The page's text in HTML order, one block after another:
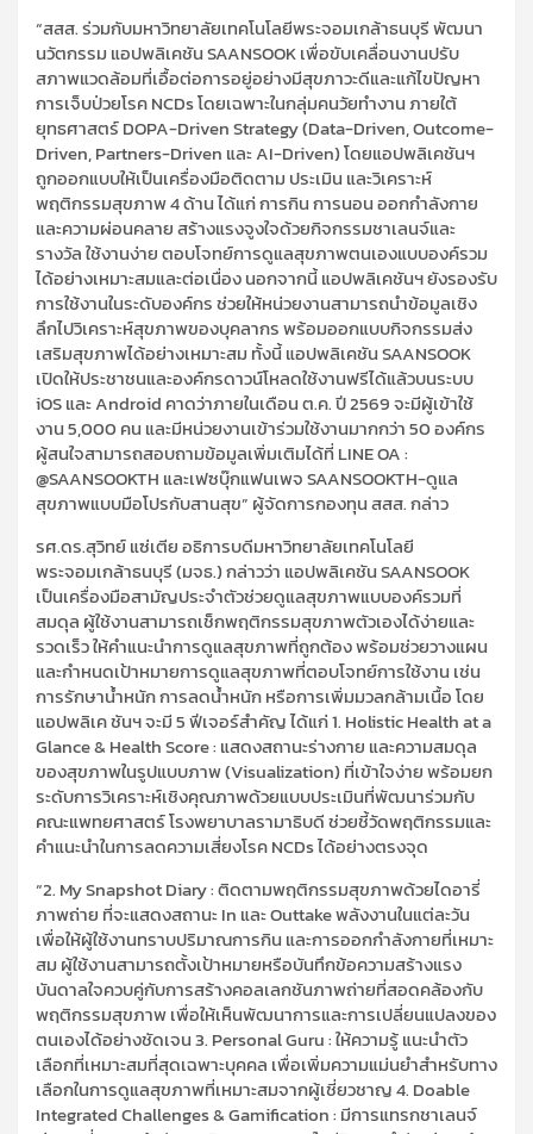
“สสส. ร่วมกับมหาวิทยาลัยเทคโนโลยีพระจอมเกล้าธนบุรี พัฒนา
นวัตกรรม แอปพลิเคชัน SAANSOOK เพื่อขับเคลื่อนงานปรับ
สภาพแวดล้อมที่เอื้อต่อการอยู่อย่างมีสุขภาวะดีและแก้ไขปัญหา
การเจ็บป่วยโรค NCDs โดยเฉพาะในกลุ่มคนวัยทำงาน ภายใต้
ยุทธศาสตร์ DOPA-Driven Strategy (Data-Driven, Outcome-
Driven, Partners-Driven และ AI-Driven) โดยแอปพลิเคชันฯ
ถูกออกแบบให้เป็นเครื่องมือติดตาม ประเมิน และวิเคราะห์
พฤติกรรมสุขภาพ 4 ด้าน ได้แก่ การกิน การนอน ออกกำลังกาย
และความผ่อนคลาย สร้างแรงจูงใจด้วยกิจกรรมชาเลนจ์และ
รางวัล ใช้งานง่าย ตอบโจทย์การดูแลสุขภาพตนเองแบบองค์รวม
ได้อย่างเหมาะสมและต่อเนื่อง นอกจากนี้ แอปพลิเคชันฯ ยังรองรับ
การใช้งานในระดับองค์กร ช่วยให้หน่วยงานสามารถนำข้อมูลเชิง
ลึกไปวิเคราะห์สุขภาพของบุคลากร พร้อมออกแบบกิจกรรมส่ง
เสริมสุขภาพได้อย่างเหมาะสม ทั้งนี้ แอปพลิเคชัน SAANSOOK
เปิดให้ประชาชนและองค์กรดาวน์โหลดใช้งานฟรีได้แล้วบนระบบ
iOS และ Android คาดว่าภายในเดือน ต.ค. ปี 2569 จะมีผู้เข้าใช้
งาน 5,000 คน และมีหน่วยงานเข้าร่วมใช้งานมากกว่า 50 องค์กร
ผู้สนใจสามารถสอบถามข้อมูลเพิ่มเติมได้ที่ LINE OA :
@SAANSOOKTH และเฟซบุ๊กแฟนเพจ SAANSOOKTH-ดูแล
สุขภาพแบบมือโปรกับสานสุข” ผู้จัดการกองทุน สสส. กล่าว
รศ.ดร.สุวิทย์ แซ่เตีย อธิการบดีมหาวิทยาลัยเทคโนโลยี
พระจอมเกล้าธนบุรี (มจธ.) กล่าวว่า แอปพลิเคชัน SAANSOOK
เป็นเครื่องมือสามัญประจำตัวช่วยดูแลสุขภาพแบบองค์รวมที่
สมดุล ผู้ใช้งานสามารถเช็กพฤติกรรมสุขภาพตัวเองได้ง่ายและ
รวดเร็ว ให้คำแนะนำการดูแลสุขภาพที่ถูกต้อง พร้อมช่วยวางแผน
และกำหนดเป้าหมายการดูแลสุขภาพที่ตอบโจทย์การใช้งาน เช่น
การรักษาน้ำหนัก การลดน้ำหนัก หรือการเพิ่มมวลกล้ามเนื้อ โดย
แอปพลิเค ชันฯ จะมี 5 ฟีเจอร์สำคัญ ได้แก่ 1. Holistic Health at a
Glance & Health Score : แสดงสถานะร่างกาย และความสมดุล
ของสุขภาพในรูปแบบภาพ (Visualization) ที่เข้าใจง่าย พร้อมยก
ระดับการวิเคราะห์เชิงคุณภาพด้วยแบบประเมินที่พัฒนาร่วมกับ
คณะแพทยศาสตร์ โรงพยาบาลรามาธิบดี ช่วยชี้วัดพฤติกรรมและ
คำแนะนำในการลดความเสี่ยงโรค NCDs ได้อย่างตรงจุด
“2. My Snapshot Diary : ติดตามพฤติกรรมสุขภาพด้วยไดอารี่
ภาพถ่าย ที่จะแสดงสถานะ In และ Outtake พลังงานในแต่ละวัน
เพื่อให้ผู้ใช้งานทราบปริมาณการกิน และการออกกำลังกายที่เหมาะ
สม ผู้ใช้งานสามารถตั้งเป้าหมายหรือบันทึกข้อความสร้างแรง
บันดาลใจควบคู่กับการสร้างคอลเลกชันภาพถ่ายที่สอดคล้องกับ
พฤติกรรมสุขภาพ เพื่อให้เห็นพัฒนาการและการเปลี่ยนแปลงของ
ตนเองได้อย่างชัดเจน 3. Personal Guru : ให้ความรู้ แนะนำตัว
เลือกที่เหมาะสมที่สุดเฉพาะบุคคล เพื่อเพิ่มความแม่นยำสำหรับทาง
เลือกในการดูแลสุขภาพที่เหมาะสมจากผู้เชี่ยวชาญ 4. Doable
Integrated Challenges & Gamification : มีการแทรกชาเลนจ์